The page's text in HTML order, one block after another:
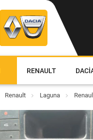
RENAULT
Renault Laguna